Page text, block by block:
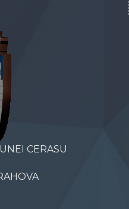
CERASU